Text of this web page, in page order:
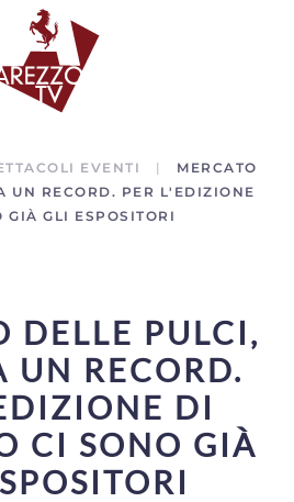
EVENTI
MERCATO
UN RECORD. PER L'EDIZIONE
GLI ESPOSITORI
DELLE PULCI,
UN RECORD.
DI
CI SONO GIÀ